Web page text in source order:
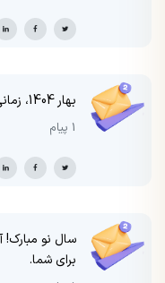
بهار 1404، زمانی برای نو شدن و شکوفا شدن.
1 پیام
سال نو مبارک!
برای شما.